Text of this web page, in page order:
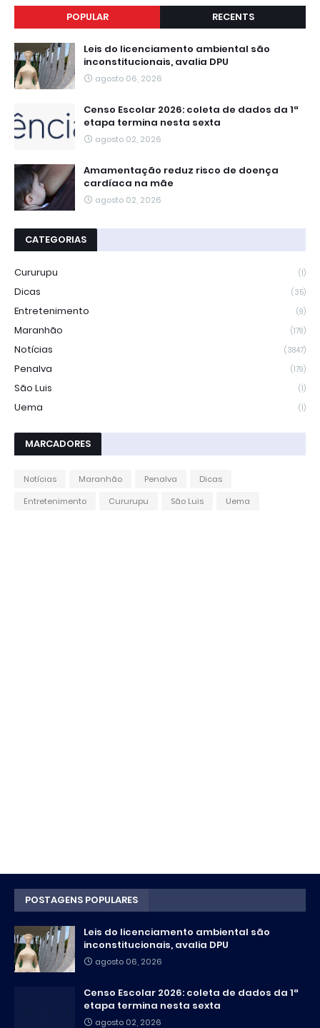
POPULAR RECENTS
Leis do licenciamento ambiental são
inconstitucionais, avalia DPU
agosto 06, 2026
Censo Escolar 2026: coleta de dados da 1ª
etapa termina nesta sexta
agosto 02, 2026
Amamentação reduz risco de doença
cardíaca na mãe
agosto 02, 2026
CATEGORIAS
Cururupu (1)
Dicas (35)
Entretenimento (9)
Maranhão (179)
Notícias (3847)
Penalva (179)
São Luis (1)
Uema (1)
MARCADORES
Notícias Maranhão Penalva
Dicas
Entretenimento
Cururupu São Luis Uema
POSTAGENS POPULARES
Leis do licenciamento ambiental são
inconstitucionais, avalia DPU
agosto 06, 2026
Censo Escolar 2026: coleta de dados da 1ª
etapa termina nesta sexta
agosto 02, 2026